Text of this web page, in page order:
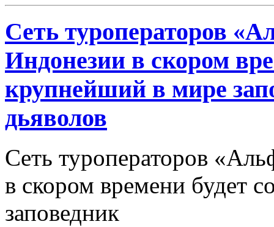
Сеть туроператоров
Индонезии в скором
крупнейший в мире
дьяволов
Сеть туроператоров
в скором времени будет
заповедник